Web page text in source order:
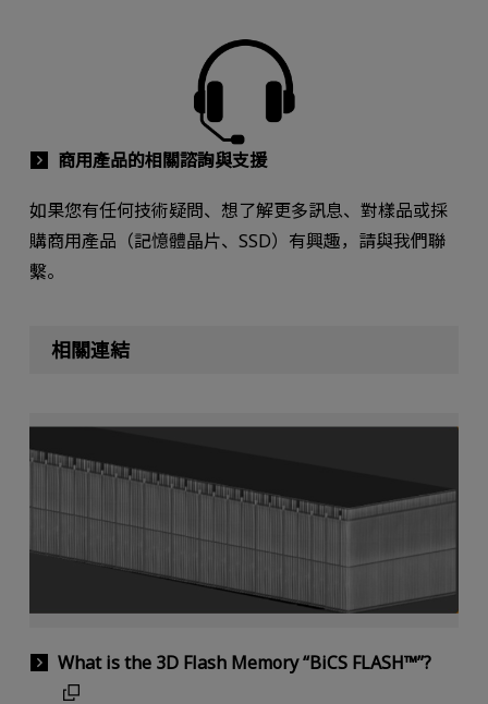
商用產品的相關諮詢與支援
如果您有任何技術疑問、想了解更多訊息、對樣品或採
購商用產品（記憶體晶片、SSD）有興趣，請與我們聯
繫。
相關連結
What is the 3D Flash Memory “BiCS FLASH™”?